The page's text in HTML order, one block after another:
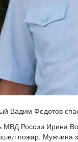
Вадим Федотов
МВД России Ирина
пожар.